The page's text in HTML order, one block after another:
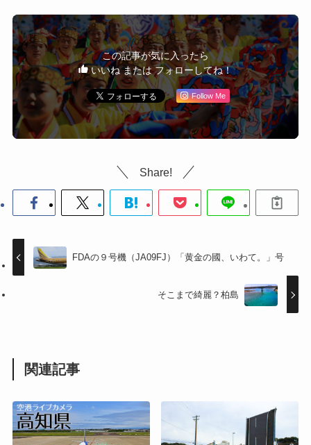
この記事が気に入ったら
いいね または フォローしてね！
Follow Me
Share!
FDAの９号機（JA09FJ）「黄金の國、いわて。」号
そこまで綺麗？柏島
関連記事